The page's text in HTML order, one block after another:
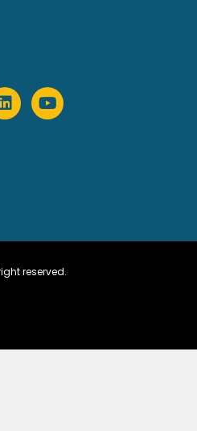
reserved.